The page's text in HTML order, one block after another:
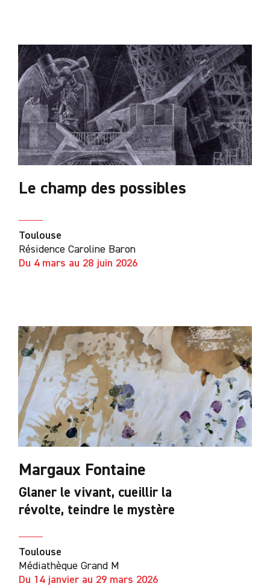
Le champ des possibles
Toulouse
Résidence Caroline Baron
Du 4 mars au 28 juin 2026
Margaux Fontaine
Glaner le vivant, cueillir la
révolte, teindre le mystère
Toulouse
Médiathèque Grand M
Du 14 janvier au 29 mars 2026